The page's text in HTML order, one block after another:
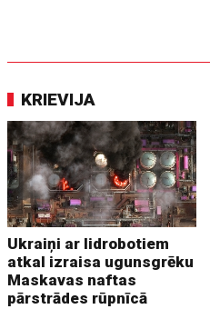
KRIEVIJA
Ukraiņi ar lidrobotiem
atkal izraisa ugunsgrēku
Maskavas naftas
pārstrādes rūpnīcā